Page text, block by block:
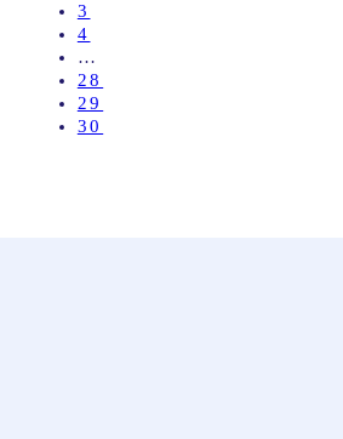
3
4
…
28
29
30